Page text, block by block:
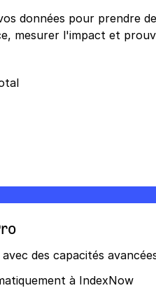
données pour prendre
mesurer l'impact et
des capacités
à IndexNow